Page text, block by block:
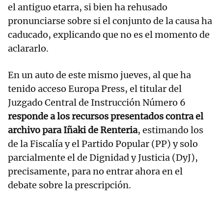
el antiguo etarra, si bien ha rehusado
pronunciarse sobre si el conjunto de la causa ha
caducado, explicando que no es el momento de
aclararlo.
En un auto de este mismo jueves, al que ha
tenido acceso Europa Press, el titular del
Juzgado Central de Instrucción Número 6
responde a los recursos presentados contra el
archivo para Iñaki de Renteria, estimando los
de la Fiscalía y el Partido Popular (PP) y solo
parcialmente el de Dignidad y Justicia (DyJ),
precisamente, para no entrar ahora en el
debate sobre la prescripción.